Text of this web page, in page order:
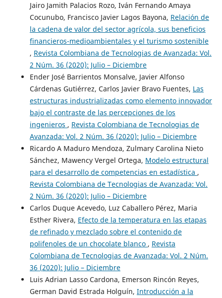
Jairo Jamith Palacios Rozo, Iván Fernando Amaya
Cocunubo, Francisco Javier Lagos Bayona, Relación de
la cadena de valor del sector agrícola, sus beneficios
financieros-medioambientales y el turismo sostenible
, Revista Colombiana de Tecnologias de Avanzada: Vol.
2 Núm. 36 (2020): Julio – Diciembre
Ender José Barrientos Monsalve, Javier Alfonso
Cárdenas Gutiérrez, Carlos Javier Bravo Fuentes, Las
estructuras industrializadas como elemento innovador
bajo el contraste de las percepciones de los
ingenieros , Revista Colombiana de Tecnologias de
Avanzada: Vol. 2 Núm. 36 (2020): Julio – Diciembre
Ricardo A Maduro Mendoza, Zulmary Carolina Nieto
Sánchez, Mawency Vergel Ortega, Modelo estructural
para el desarrollo de competencias en estadística ,
Revista Colombiana de Tecnologias de Avanzada: Vol.
2 Núm. 36 (2020): Julio – Diciembre
Carlos Duque Acevedo, Luz Caballero Pérez, Maria
Esther Rivera, Efecto de la temperatura en las etapas
de refinado y mezclado sobre el contenido de
polifenoles de un chocolate blanco , Revista
Colombiana de Tecnologias de Avanzada: Vol. 2 Núm.
36 (2020): Julio – Diciembre
Luis Adrian Lasso Cardona, Emerson Rincón Reyes,
German David Estrada Holguín, Introducción a la